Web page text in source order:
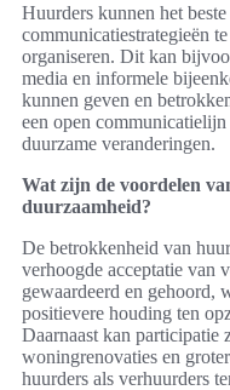
Huurders kunnen het
communicatiestrategieën
organiseren. Dit kan
media en informele
kunnen geven en
een open
duurzame veranderingen.
Wat zijn de voordelen
duurzaamheid?
De betrokkenheid van
verhoogde acceptatie van
gewaardeerd en gehoord,
positievere houding ten
Daarnaast kan participatie
woningrenovaties en
huurders als verhuurders